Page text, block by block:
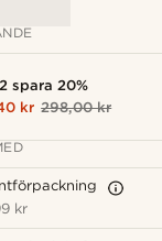
spara 20%
kr 298,00 kr
kr